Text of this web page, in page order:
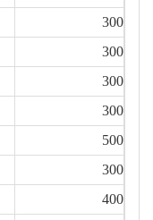
300
300
300
300
500
300
400